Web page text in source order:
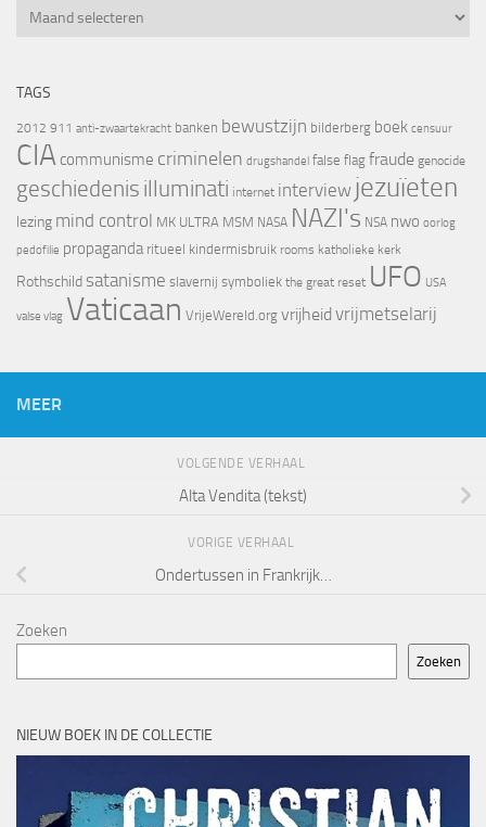
Archief
TAGS
2012 911 anti-zwaartekracht banken bewustzijn bilderberg boek censuur
CIA communisme criminelen drugshandel false flag fraude genocide
geschiedenis illuminati internet interview jezuïeten
lezing mind control MK ULTRA MSM NASA NAZI's NSA nwo oorlog
pedofilie propaganda ritueel kindermisbruik rooms katholieke kerk
Rothschild satanisme slavernij symboliek the great reset UFO USA
valse vlag Vaticaan VrijeWereld.org vrijheid vrijmetselarij
MEER
VOLGENDE VERHAAL
Alta Vendita (tekst)
VORIGE VERHAAL
Ondertussen in Frankrijk…
Zoeken
Zoeken
NIEUW BOEK IN DE COLLECTIE